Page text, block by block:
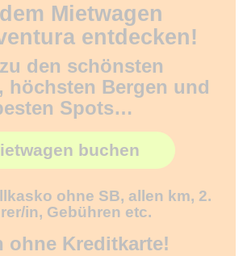
Mietwagen
entdecken!
den schönsten
höchsten Bergen und
Spots…
buchen
ohne SB, allen km, 2.
in, Gebühren etc.
ohne Kreditkarte!